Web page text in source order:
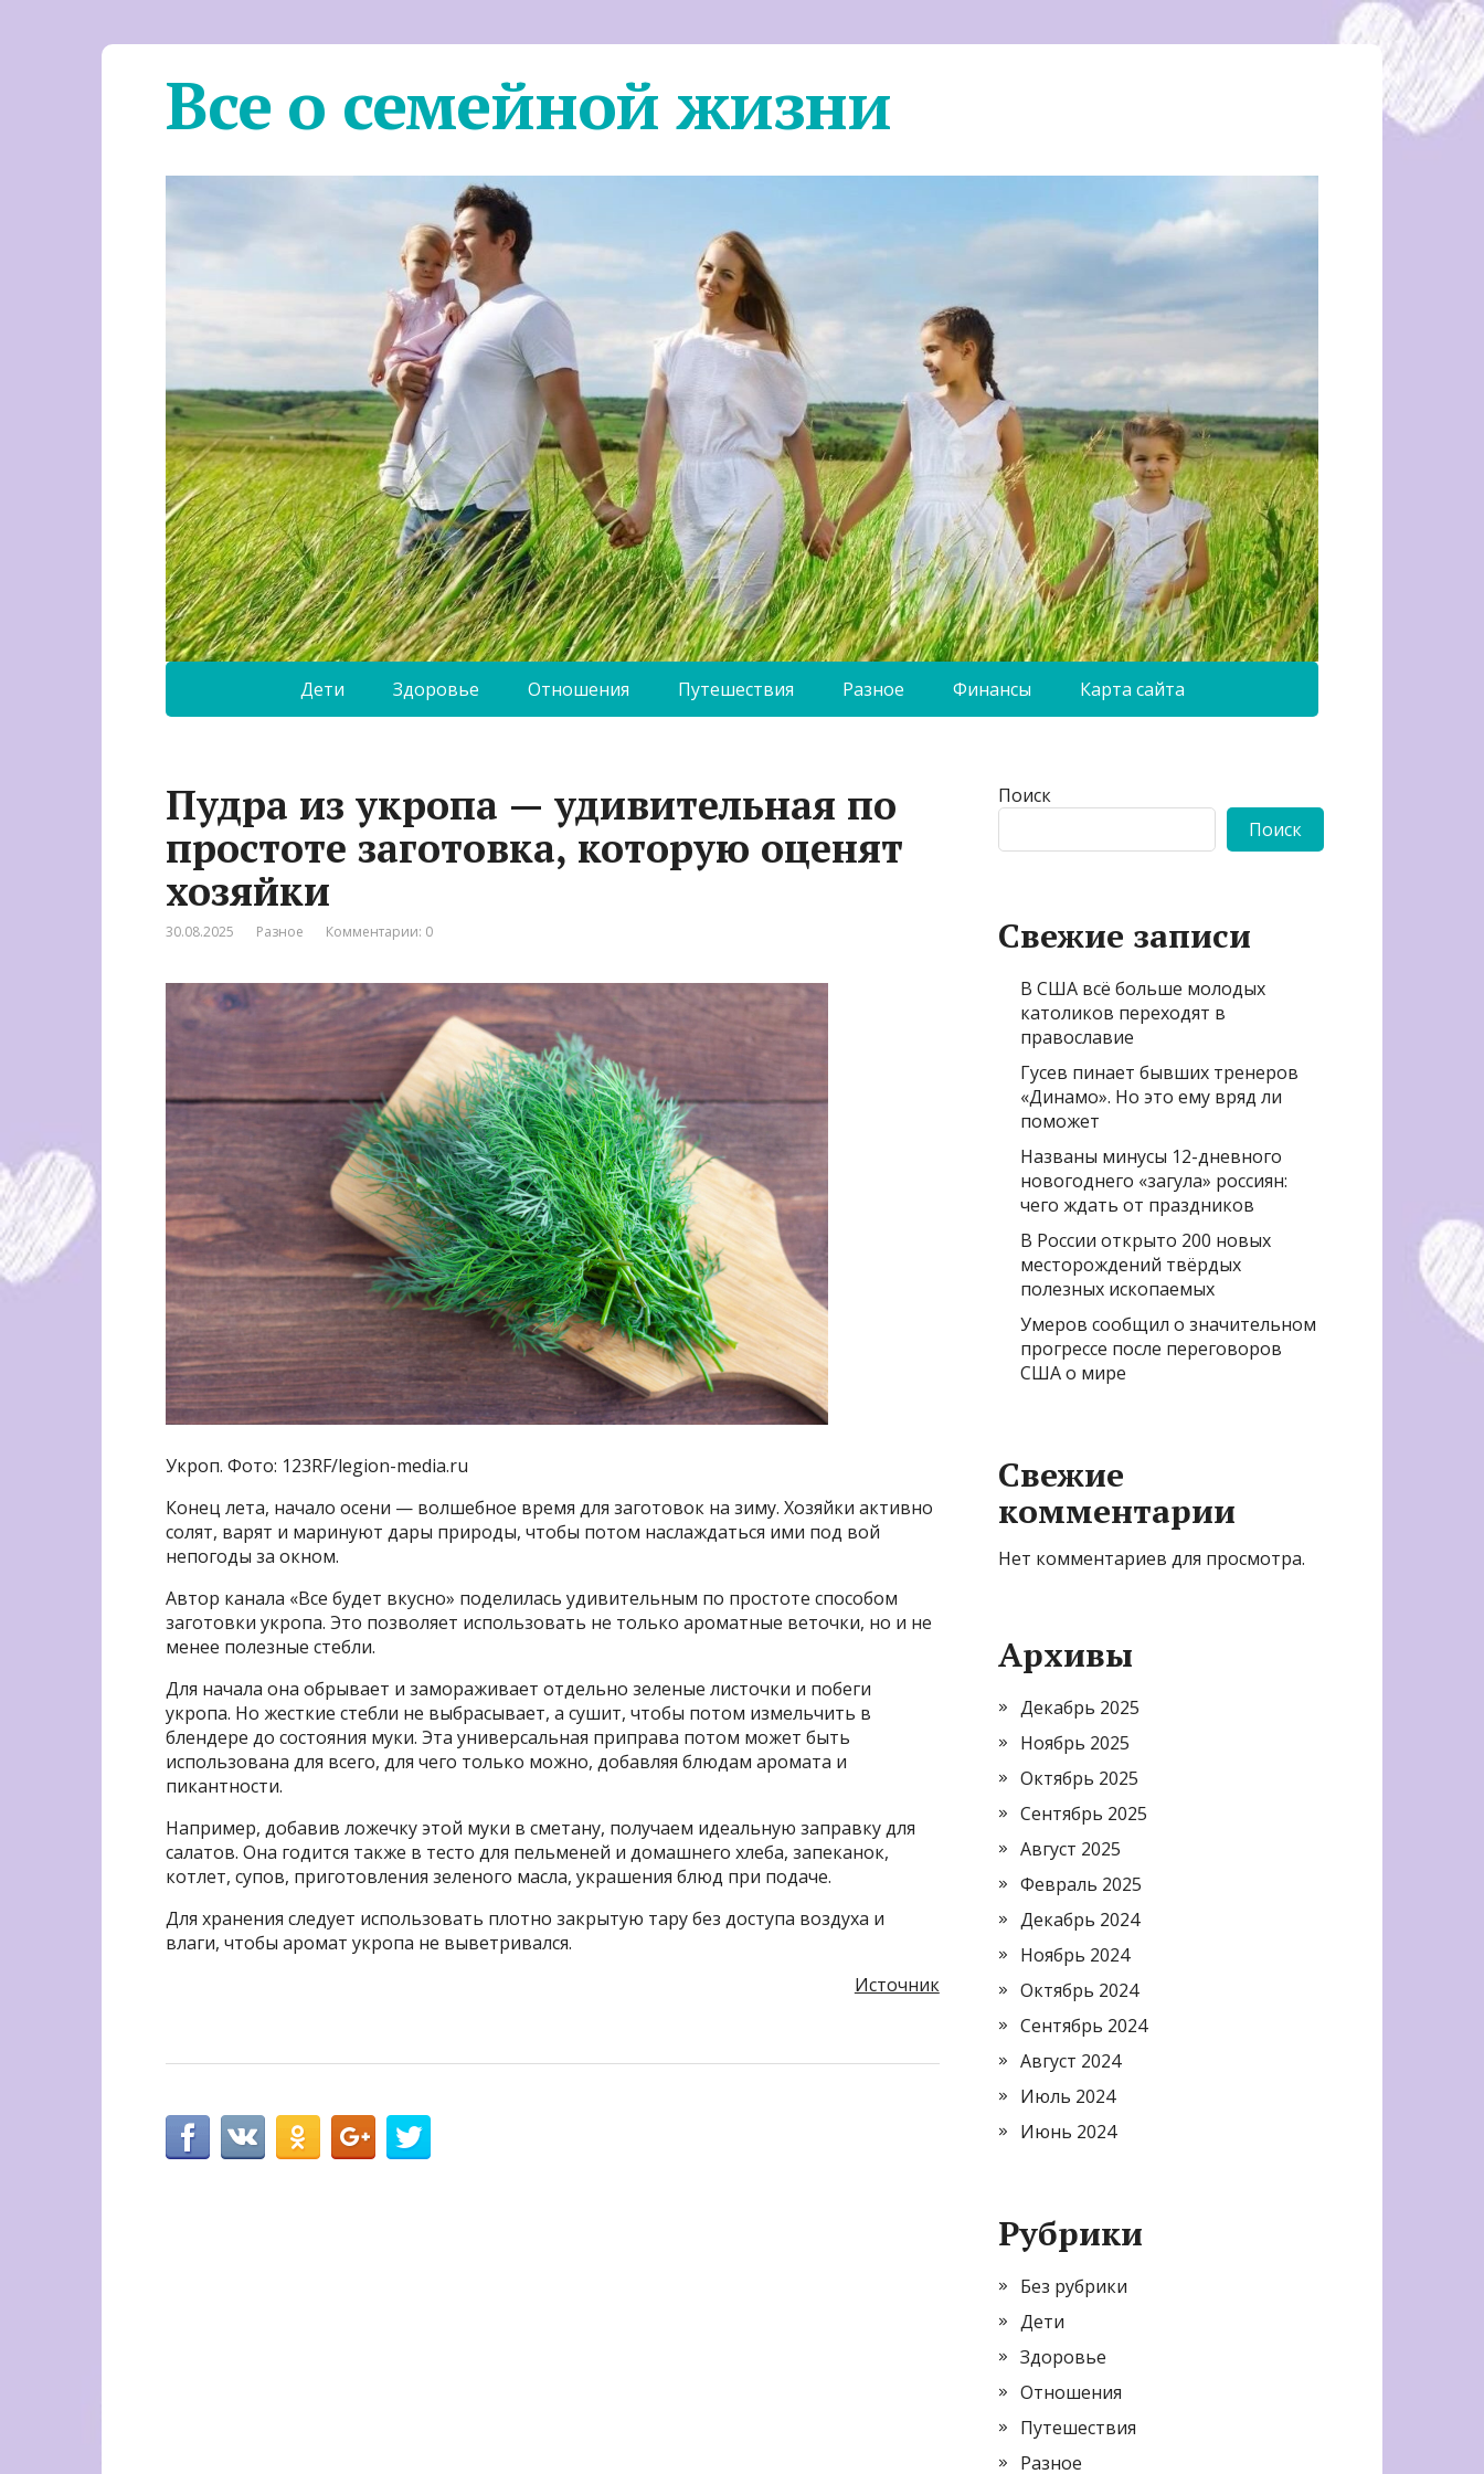
Все о семейной жизни
Дети Здоровье Отношения Путешествия Разное Финансы Карта сайта
Пудра из укропа — удивительная по
простоте заготовка, которую оценят
хозяйки
30.08.2025 Разное Комментарии: 0
Укроп. Фото: 123RF/legion-media.ru
Конец лета, начало осени — волшебное время для заготовок на зиму. Хозяйки активно
солят, варят и маринуют дары природы, чтобы потом наслаждаться ими под вой
непогоды за окном.
Автор канала «Все будет вкусно» поделилась удивительным по простоте способом
заготовки укропа. Это позволяет использовать не только ароматные веточки, но и не
менее полезные стебли.
Для начала она обрывает и замораживает отдельно зеленые листочки и побеги
укропа. Но жесткие стебли не выбрасывает, а сушит, чтобы потом измельчить в
блендере до состояния муки. Эта универсальная приправа потом может быть
использована для всего, для чего только можно, добавляя блюдам аромата и
пикантности.
Например, добавив ложечку этой муки в сметану, получаем идеальную заправку для
салатов. Она годится также в тесто для пельменей и домашнего хлеба, запеканок,
котлет, супов, приготовления зеленого масла, украшения блюд при подаче.
Для хранения следует использовать плотно закрытую тару без доступа воздуха и
влаги, чтобы аромат укропа не выветривался.
Источник
Поиск
Поиск
Свежие записи
В США всё больше молодых
католиков переходят в
православие
Гусев пинает бывших тренеров
«Динамо». Но это ему вряд ли
поможет
Названы минусы 12-дневного
новогоднего «загула» россиян:
чего ждать от праздников
В России открыто 200 новых
месторождений твёрдых
полезных ископаемых
Умеров сообщил о значительном
прогрессе после переговоров
США о мире
Свежие
комментарии
Нет комментариев для просмотра.
Архивы
Декабрь 2025
Ноябрь 2025
Октябрь 2025
Сентябрь 2025
Август 2025
Февраль 2025
Декабрь 2024
Ноябрь 2024
Октябрь 2024
Сентябрь 2024
Август 2024
Июль 2024
Июнь 2024
Рубрики
Без рубрики
Дети
Здоровье
Отношения
Путешествия
Разное